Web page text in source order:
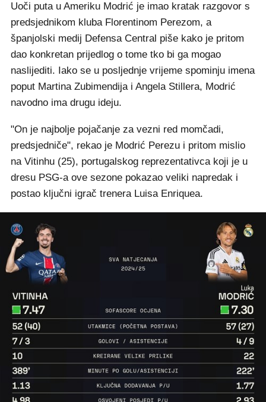
Uoči puta u Ameriku Modrić je imao kratak razgovor s
predsjednikom kluba Florentinom Perezom, a
španjolski medij Defensa Central piše kako je pritom
dao konkretan prijedlog o tome tko bi ga mogao
naslijediti. Iako se u posljednje vrijeme spominju imena
poput Martina Zubimendija i Angela Stillera, Modrić
navodno ima drugu ideju.
"On je najbolje pojačanje za vezni red momčadi,
predsjedniče", rekao je Modrić Perezu i pritom mislio
na Vitinhu (25), portugalskog reprezentativca koji je u
dresu PSG-a ove sezone pokazao veliki napredak i
postao ključni igrač trenera Luisa Enriquea.